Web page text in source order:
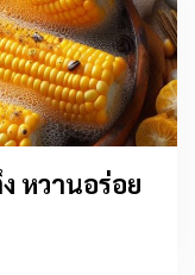
หวานอร่อย